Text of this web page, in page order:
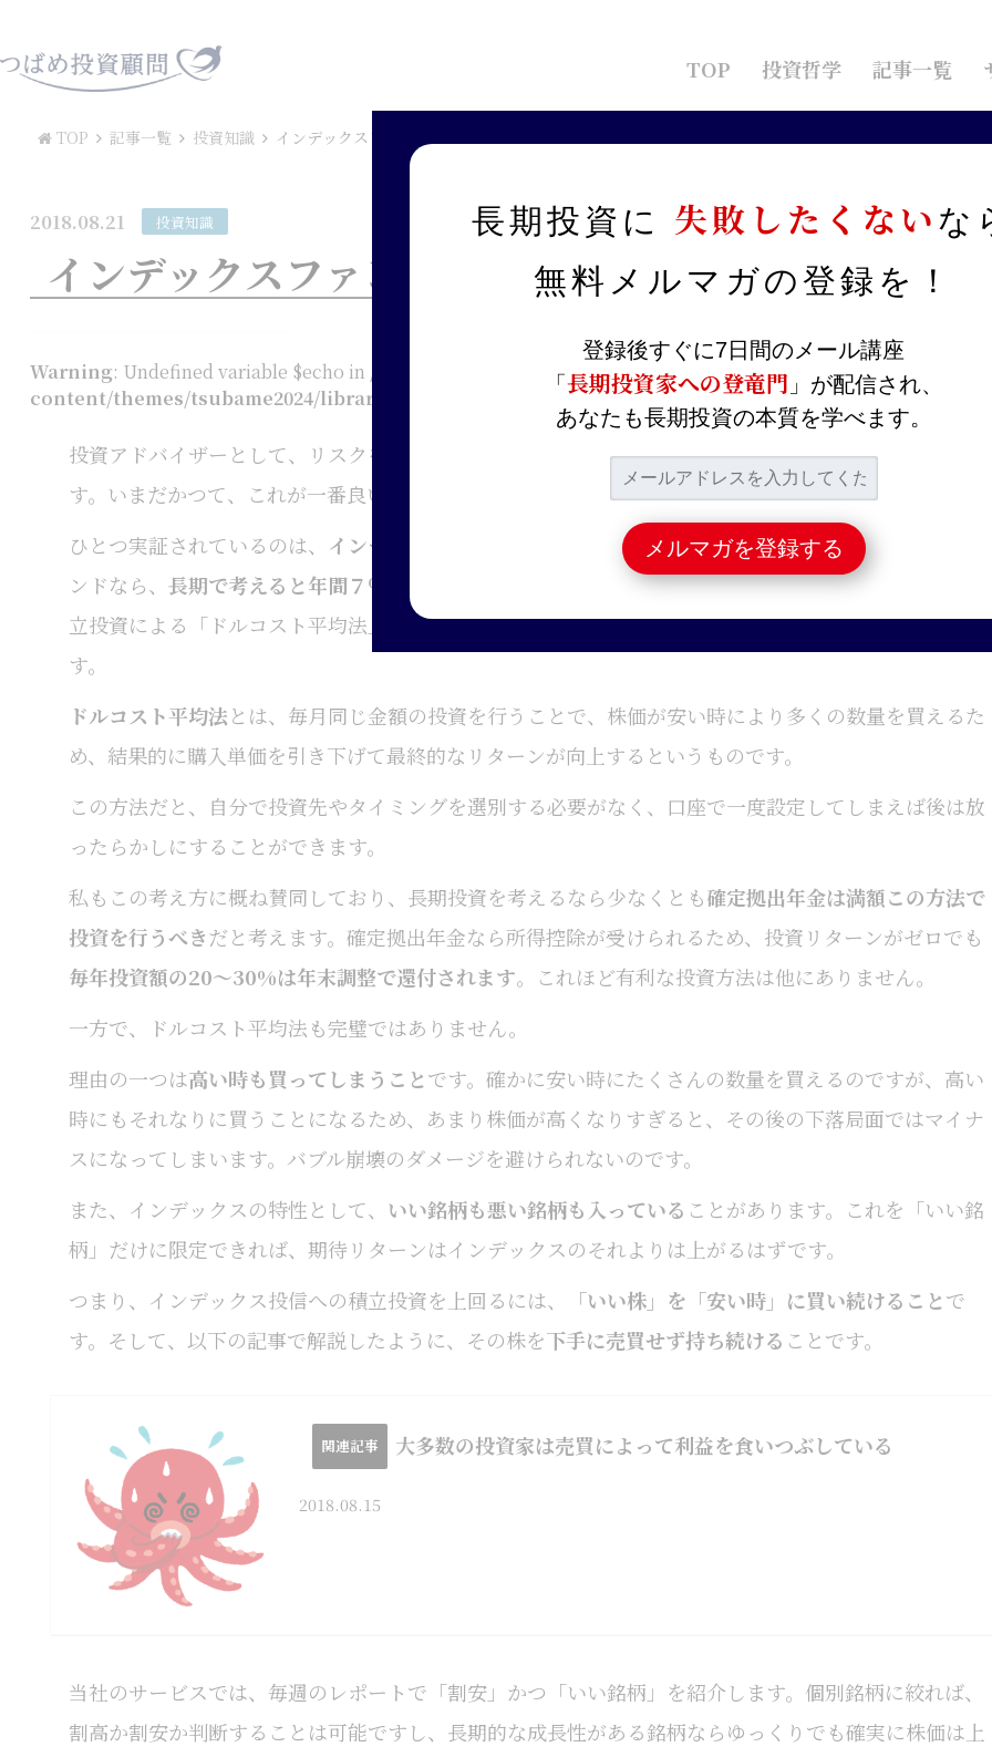
TOP 投資哲学 記事一覧
TOP 記事一覧 投資知識 インデックスファンドへの積立投資を上回る方法
2018.08.21 投資知識
インデックスファンドへの積立投資を上回る方法
Warning: Undefined variable $echo in /home/tsubame104/tsubame104.com/public_html/wp-
content/themes/tsubame2024/library/shortcode.php
on line35
投資アドバイザーとして、リスクを減らしつつ着実に資産形成をしていただく方法を日々考えていま
す。いまだかつて、これが一番良いという絶対の方法は確立されていません。
ひとつ実証されているのは、 インデックス投信への積立投資
です。世界中に投資するインデックスファ
ンドなら、長期で考えると年間７％程度のリターンが期待できることは証明されています。そこに、積
立投資による「ドルコスト平均法」を活用することで、投資タイミングのリスクも抑えることができま
す。
ドルコスト平均法とは、毎月同じ金額の投資を行うことで、株価が安い時により多くの数量を買えるた
め、結果的に購入単価を引き下げて最終的なリターンが向上するというものです。
この方法だと、自分で投資先やタイミングを選別する必要がなく、口座で一度設定してしまえば後は放
ったらかしにすることができます。
私もこの考え方に概ね賛同しており、長期投資を考えるなら少なくとも確定拠出年金は満額この方法で
投資を行うべきだと考えます。確定拠出年金なら所得控除が受けられるため、投資リターンがゼロでも
毎年投資額の20～30%は年末調整で還付されます。これほど有利な投資方法は他にありません。
一方で、ドルコスト平均法も完璧ではありません。
理由の一つは高い時も買ってしまうことです。確かに安い時にたくさんの数量を買えるのですが、高い
時にもそれなりに買うことになるため、あまり株価が高くなりすぎると、その後の下落局面ではマイナ
スになってしまいます。バブル崩壊のダメージを避けられないのです。
また、インデックスの特性として、 いい銘柄も悪い銘柄も入っている ことがあります。これを「いい銘
柄」だけに限定できれば、期待リターンはインデックスのそれよりは上がるはずです。
つまり、インデックス投信への積立投資を上回るには、
「いい株」を「安い時」に買い続けることで
す。そして、以下の記事で解説したように、その株を下手に売買せず持ち続ける ことです。
大多数の投資家は売買によって利益を食いつぶしている
2018.08.15
当社のサービスでは、毎週のレポートで「割安」かつ「いい銘柄」を紹介します。個別銘柄に絞れば、
割高か割安か判断することは可能ですし、長期的な成長性がある銘柄ならゆっくりでも確実に株価は上
長期投資に 失敗したくない な
無料メルマガの登録を！
登録後すぐに7日間のメール講座
「 長期投資家への登竜門 」が配信され、
あなたも長期投資の本質を学べます。